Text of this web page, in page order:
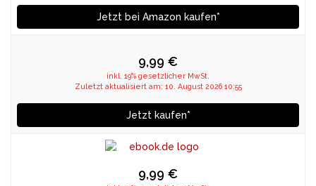
Jetzt bei Amazon kaufen*
9,99 €
inkl. 19% gesetzlicher MwSt.
Zuletzt aktualisiert am: 10. August 2026 10:55
Jetzt kaufen*
9,99 €